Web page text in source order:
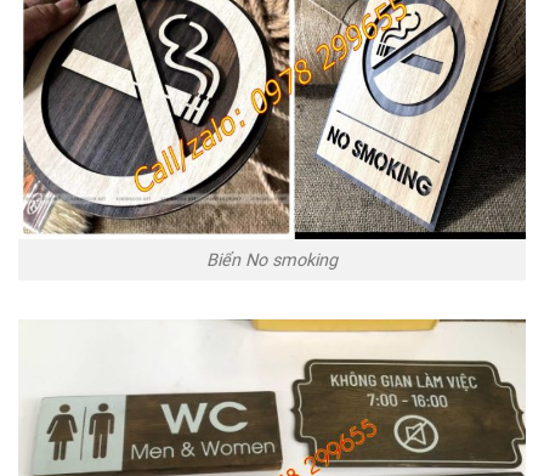
Biển No smoking